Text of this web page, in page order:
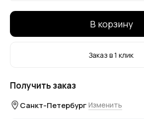
В корзину
Заказ в 1 клик
Получить заказ
Санкт-Петербург Изменить